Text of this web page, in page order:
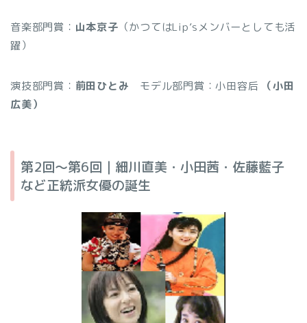
音楽部門賞： 山本京子 （かつてはLip’sメンバーとしても活
躍）
演技部門賞： 前田ひとみ モデル部門賞：小田容后
（小田
広美）
第2回〜第6回｜細川直美・小田茜・佐藤藍子
など正統派女優の誕生